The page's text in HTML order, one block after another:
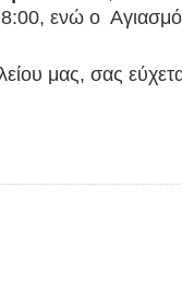
8:00, ενώ ο
μας, σας